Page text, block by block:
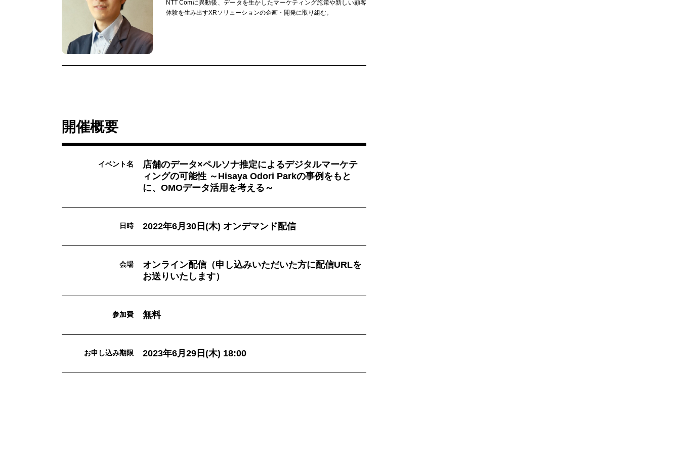
NTT Comに異動後、データを生かしたマーケティング施策や新しい顧客
体験を生み出すXRソリューションの企画・開発に取り組む。
開催概要
イベント名
店舗のデータ×ペルソナ推定によるデジタルマーケテ
ィングの可能性 ～Hisaya Odori Parkの事例をもと
に、OMOデータ活用を考える～
日時 2022年6月30日(木) オンデマンド配信
会場
オンライン配信（申し込みいただいた方に配信URLを
お送りいたします）
参加費 無料
お申し込み期限 2023年6月29日(木) 18:00